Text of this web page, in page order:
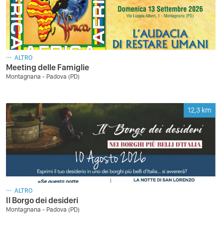
ALTRO
Meeting delle Famiglie
Montagnana - Padova (PD)
12,3 km
ALTRO
Il Borgo dei desideri
Montagnana - Padova (PD)